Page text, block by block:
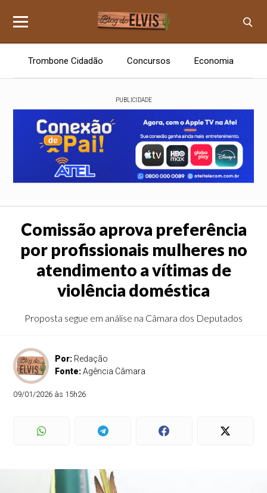
Trombone Cidadão Concursos Economia
PUBLICIDADE
Comissão aprova preferência
por profissionais mulheres no
atendimento a vítimas de
violência doméstica
Proposta segue em análise na Câmara dos Deputados
Por: Redação
Fonte:Agência Câmara
09/01/2026 às 15h26